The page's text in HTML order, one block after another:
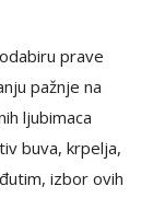
prave
pažnje na
ljubimaca
buva, krpelja,
izbor ovih